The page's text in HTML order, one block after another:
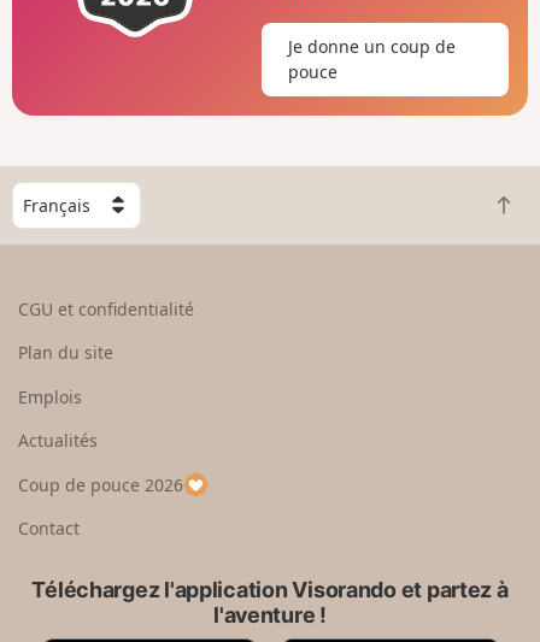
Je donne un coup de
pouce
C
h
o
e
u
p
a
R
e
CGU et confidentialité
Plan du site
Emplois
Actualités
Coup de pouce 2026
Contact
Téléchargez l'application Visorando et partez à
l'aventure !